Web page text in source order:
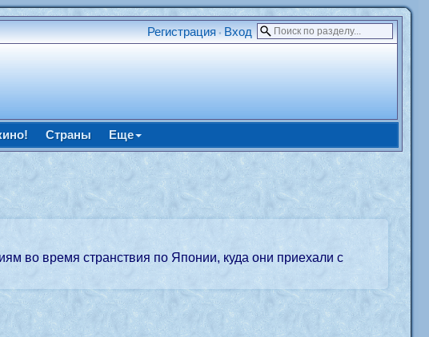
Регистрация • Вход
Страны Еще
во время странствия по Японии, куда они приехали с